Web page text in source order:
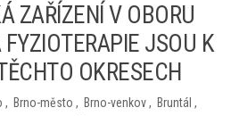
ZAŘÍZENÍ V OBORU
JSOU K
OKRESECH
, Brno-město , Brno-venkov, Bruntál ,